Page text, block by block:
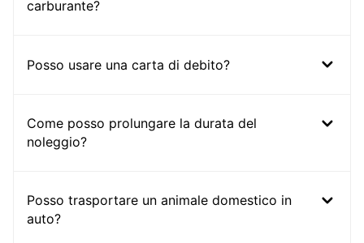
carburante?
Posso usare una carta di debito?
Come posso prolungare la durata del
noleggio?
Posso trasportare un animale domestico in
auto?